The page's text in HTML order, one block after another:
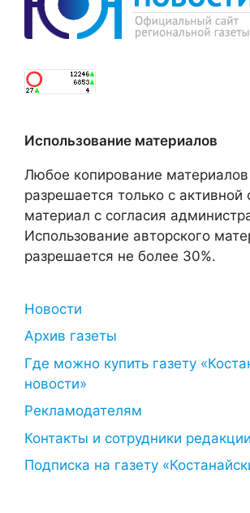
Использование материалов
Любое копирование материалов
разрешается только с активной
материал с согласия
Использование авторского
разрешается не более 30%.
Новости
Архив газеты
Где можно купить газету
новости»
Рекламодателям
Контакты и сотрудники
Подписка на газету